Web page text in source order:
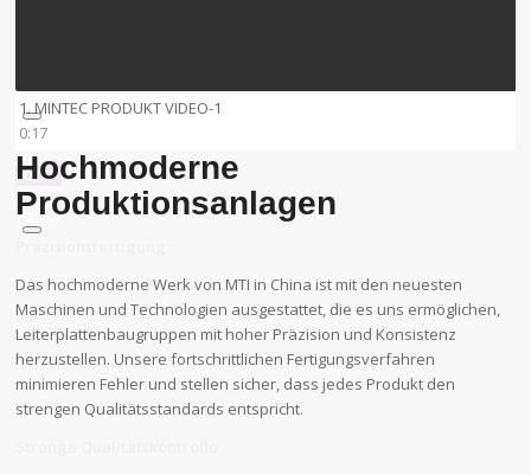
00:00
00:00
00:00
1.MINTEC PRODUKT VIDEO-1
0:17
Hochmoderne
Produktionsanlagen
Das hochmoderne Werk von MTI in China ist mit den neuesten
Maschinen und Technologien ausgestattet, die es uns ermöglichen,
Leiterplattenbaugruppen mit hoher Präzision und Konsistenz
herzustellen. Unsere fortschrittlichen Fertigungsverfahren
minimieren Fehler und stellen sicher, dass jedes Produkt den
strengen Qualitätsstandards entspricht.